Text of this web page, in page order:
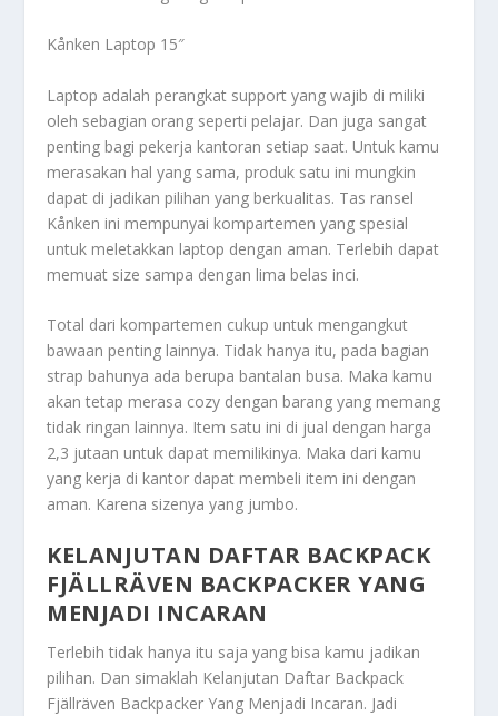
Kånken Laptop 15″
Laptop adalah perangkat support yang wajib di miliki
oleh sebagian orang seperti pelajar. Dan juga sangat
penting bagi pekerja kantoran setiap saat. Untuk kamu
merasakan hal yang sama, produk satu ini mungkin
dapat di jadikan pilihan yang berkualitas. Tas ransel
Kånken ini mempunyai kompartemen yang spesial
untuk meletakkan laptop dengan aman. Terlebih dapat
memuat size sampa dengan lima belas inci.
Total dari kompartemen cukup untuk mengangkut
bawaan penting lainnya. Tidak hanya itu, pada bagian
strap bahunya ada berupa bantalan busa. Maka kamu
akan tetap merasa cozy dengan barang yang memang
tidak ringan lainnya. Item satu ini di jual dengan harga
2,3 jutaan untuk dapat memilikinya. Maka dari kamu
yang kerja di kantor dapat membeli item ini dengan
aman. Karena sizenya yang jumbo.
KELANJUTAN DAFTAR BACKPACK
FJÄLLRÄVEN BACKPACKER YANG
MENJADI INCARAN
Terlebih tidak hanya itu saja yang bisa kamu jadikan
pilihan. Dan simaklah Kelanjutan Daftar Backpack
Fjällräven Backpacker Yang Menjadi Incaran. Jadi